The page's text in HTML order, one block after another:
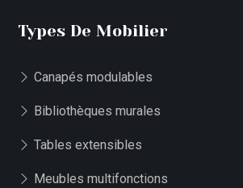
Types De Mobilier
Canapés modulables
Bibliothèques murales
Tables extensibles
Meubles multifonctions